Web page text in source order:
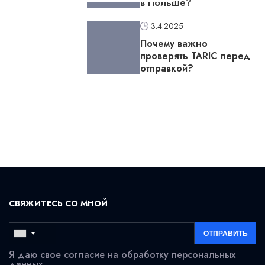
3.4.2025
Почему важно
проверять TARIC перед
отправкой?
СВЯЖИТЕСЬ СО МНОЙ
Я даю свое согласие на обработку персональных